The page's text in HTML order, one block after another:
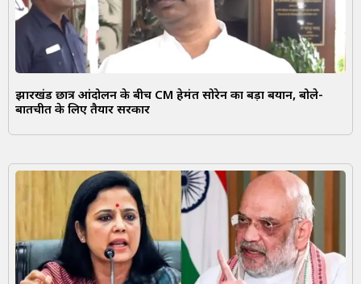
झारखंड छात्र आंदोलन के बीच CM हेमंत सोरेन का बड़ा बयान, बोले-
बातचीत के लिए तैयार सरकार